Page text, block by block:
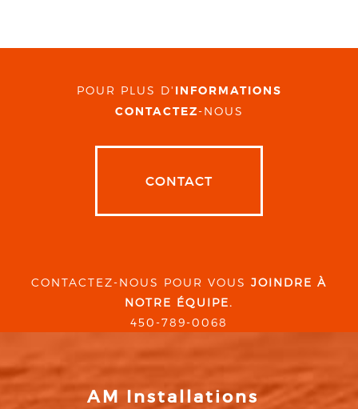
POUR PLUS D' INFORMATIONS
CONTACTEZ-NOUS
CONTACT
CONTACTEZ-NOUS POUR VOUS JOINDRE À
NOTRE ÉQUIPE.
450-789-0068
AM Installations